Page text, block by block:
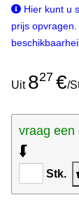
Hier kunt u
prijs
Uit 827 €/
vraag een
⮮
Stk.